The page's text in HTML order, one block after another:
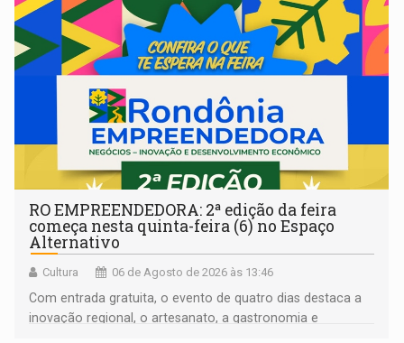
RO EMPREENDEDORA: 2ª edição da feira
começa nesta quinta-feira (6) no Espaço
Alternativo
Cultura 06 de Agosto de 2026 às 13:46
Com entrada gratuita, o evento de quatro dias destaca a
inovação regional, o artesanato, a gastronomia e